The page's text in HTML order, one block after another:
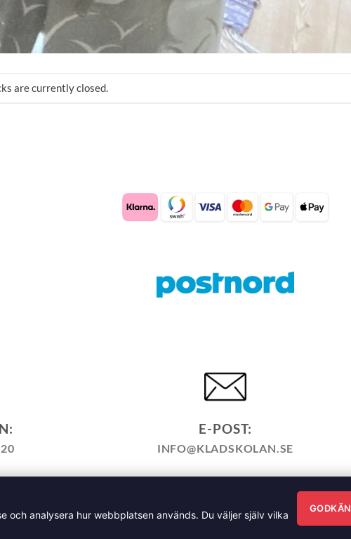
are currently closed.
E-POST:
INFO@KLADSKOLAN.SE
HEMSIDEPOLICY
ALLMÄNNA FRÅGOR OM VÅRA KURSER I SÖMNAD OCH
Sverige AB, Åsgatan 35, 791 71 Falun Copyright 2026 ©
analysera hur webbplatsen används. Du väljer själv vilka